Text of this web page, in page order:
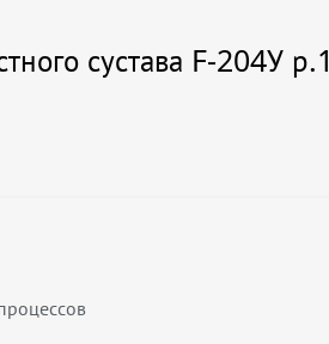
сустава F-204У